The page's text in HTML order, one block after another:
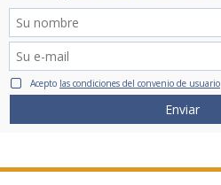
Acepto las condiciones del convenio de usuario
Enviar